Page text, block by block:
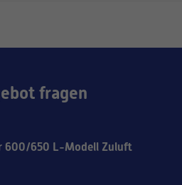
fragen
600/650 L-Modell Zuluft